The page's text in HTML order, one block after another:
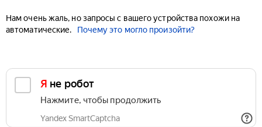
Нам очень жаль, но запросы с вашего устройства похожи на
автоматические.
Почему это могло произойти?
Я не робот
Нажмите, чтобы продолжить
Yandex SmartCaptcha